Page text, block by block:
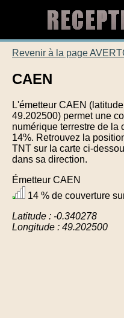
Revenir à la page
CAEN
L'émetteur CAEN
49.202500) permet une
numérique terrestre de la
14%. Retrouvez la
TNT sur la carte ci-
dans sa direction.
Émetteur CAEN
14 % de couverture
Latitude : -0.340278
Longitude : 49.202500